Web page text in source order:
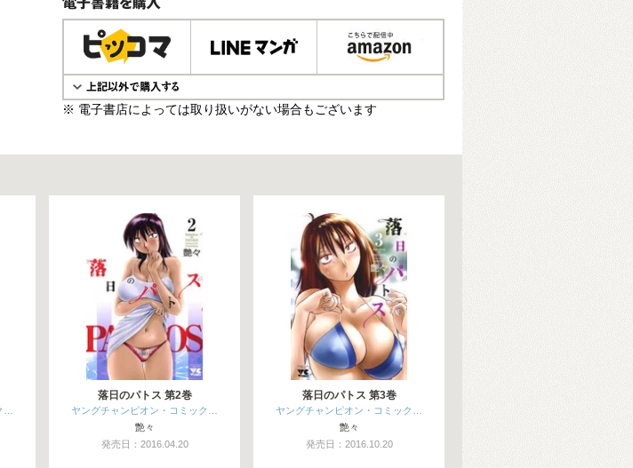
電子書籍で購入
※ 電子書店によっては取り扱いがない場合もございます
…
落日のパトス 第2巻
ヤングチャンピオン・コミック…
艶々
発売日：2016.04.20
落日のパトス 第3巻
ヤングチャンピオン・コミック…
艶々
発売日：2016.10.20